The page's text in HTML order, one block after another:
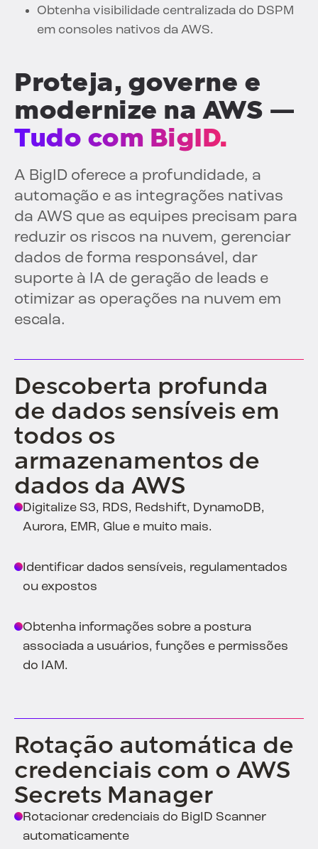
Obtenha visibilidade centralizada do DSPM
em consoles nativos da AWS.
Proteja, governe e
modernize na AWS —
Tudo com BigID.
A BigID oferece a profundidade, a
automação e as integrações nativas
da AWS que as equipes precisam para
reduzir os riscos na nuvem, gerenciar
dados de forma responsável, dar
suporte à IA de geração de leads e
otimizar as operações na nuvem em
escala.
Descoberta profunda
de dados sensíveis em
todos os
armazenamentos de
dados da AWS
Digitalize S3, RDS, Redshift, DynamoDB,
Aurora, EMR, Glue e muito mais.
Identificar dados sensíveis, regulamentados
ou expostos
Obtenha informações sobre a postura
associada a usuários, funções e permissões
do IAM.
Rotação automática de
credenciais com o AWS
Secrets Manager
Rotacionar credenciais do BigID Scanner
automaticamente